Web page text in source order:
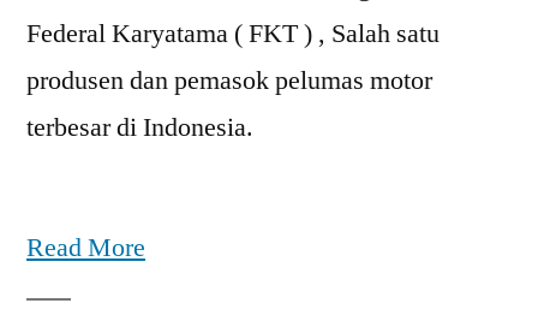
Federal Karyatama ( FKT ) , Salah satu
produsen dan pemasok pelumas motor
terbesar di Indonesia.
Read More